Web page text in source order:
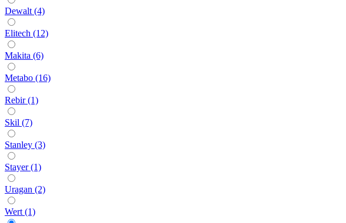
Dewalt (4)
Elitech (12)
Makita (6)
Metabo (16)
Rebir (1)
Skil (7)
Stanley (3)
Stayer (1)
Uragan (2)
Wert (1)